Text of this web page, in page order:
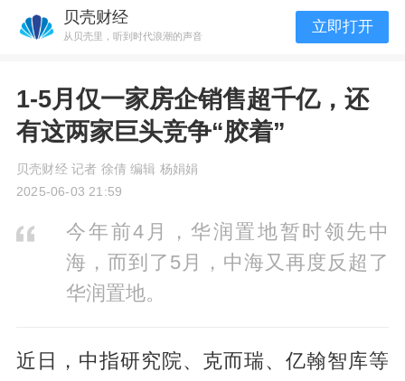
贝壳财经
从贝壳里，听到时代浪潮的声音
立即打开
1-5月仅一家房企销售超千亿，还
有这两家巨头竞争“胶着”
贝壳财经 记者 徐倩 编辑 杨娟娟
2025-06-03 21:59
今年前4月，华润置地暂时领先中
海，而到了5月，中海又再度反超了
华润置地。
近日，中指研究院、克而瑞、亿翰智库等